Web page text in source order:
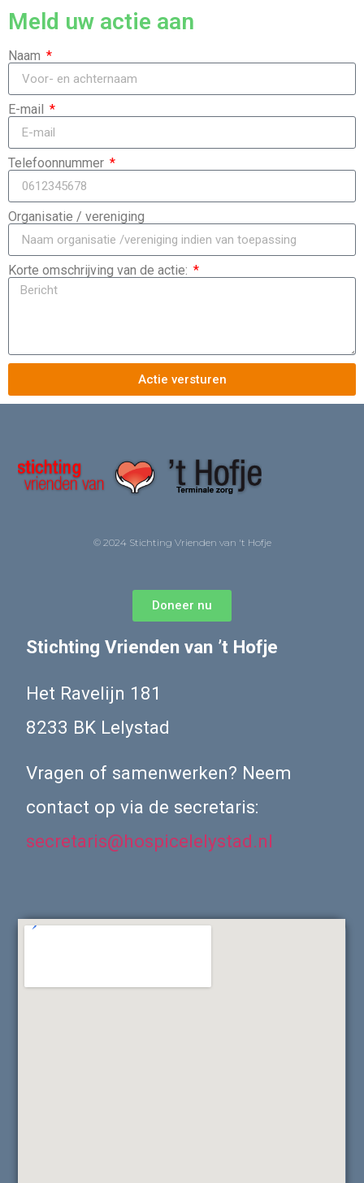
Meld uw actie aan
Naam
E-mail
Telefoonnummer
Organisatie / vereniging
Korte omschrijving van de actie:
Actie versturen
© 2024 Stichting Vrienden van 't Hofje
Doneer nu
Stichting Vrienden van ’t Hofje
Het Ravelijn 181
8233 BK Lelystad
Vragen of samenwerken? Neem
contact op via de secretaris:
secretaris@hospicelelystad.nl